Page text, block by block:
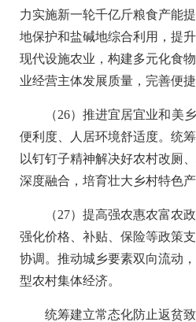
力实施新一轮千亿斤粮食产能
地保护和盐碱地综合利用，提
现代设施农业，构建多元化食
业经营主体发展质量，完善便
（26）推进宜居宜业和美
便利度、人居环境舒适度。统
以钉钉子精神解决好农村改厕
深度融合，培育壮大乡村特色
（27）提高强农惠农富农
强化价格、补贴、保险等政策
协调。推动城乡要素双向流动
型农村集体经济。
统筹建立常态化防止返贫